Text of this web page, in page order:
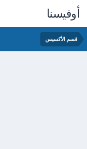
أوفيسنا
قسم الأكسيس